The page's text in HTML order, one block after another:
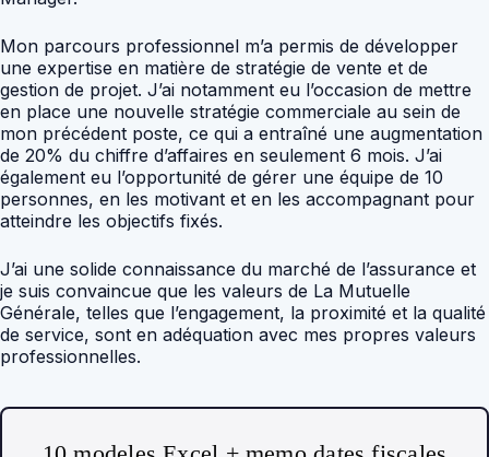
Mon parcours professionnel m’a permis de développer
une expertise en matière de stratégie de vente et de
gestion de projet. J’ai notamment eu l’occasion de mettre
en place une nouvelle stratégie commerciale au sein de
mon précédent poste, ce qui a entraîné une augmentation
de 20% du chiffre d’affaires en seulement 6 mois. J’ai
également eu l’opportunité de gérer une équipe de 10
personnes, en les motivant et en les accompagnant pour
atteindre les objectifs fixés.
J’ai une solide connaissance du marché de l’assurance et
je suis convaincue que les valeurs de La Mutuelle
Générale, telles que l’engagement, la proximité et la qualité
de service, sont en adéquation avec mes propres valeurs
professionnelles.